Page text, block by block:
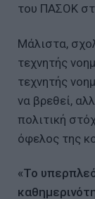
του ΠΑΣΟΚ
Μάλιστα,
τεχνητής
τεχνητής
να βρεθεί,
πολιτική
όφελος της
«Το